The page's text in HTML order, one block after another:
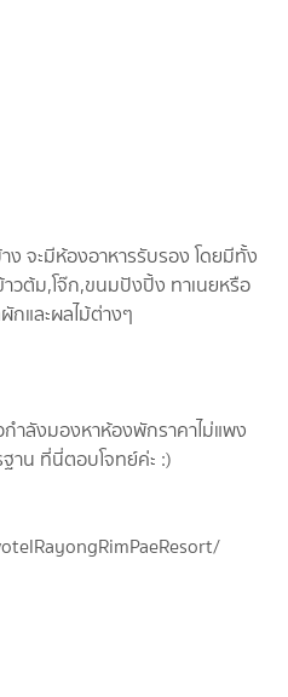
ง จะมีห้องอาหารรับรอง โดยมีทั้ง
าวต้ม,โจ๊ก,ขนมปังปิ้ง ทาเนยหรือ
กและผลไม้ต่างๆ
กำลังมองหาห้องพักราคาไม่แพง
าน ที่นี่ตอบโจทย์ค่ะ :)